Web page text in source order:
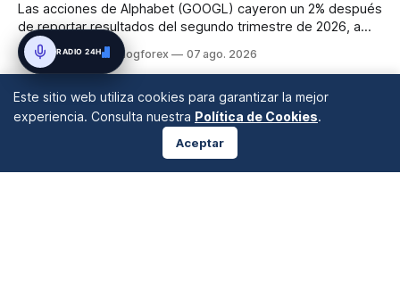
Las acciones de Alphabet (GOOGL) cayeron un 2% después
de reportar resultados del segundo trimestre de 2026, a
pesar de superar las expectativas en ingresos de la nube y
usuarios de Gemini, en un mercado que evalúa el impacto
By Administracion Blogforex 07 ago. 2026
Este sitio web utiliza cookies para garantizar la mejor
experiencia. Consulta nuestra Política de Cookies.
Aceptar
RADIO 24H